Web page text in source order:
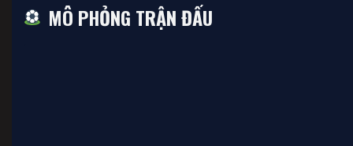
MÔ PHỎNG TRẬN ĐẤU